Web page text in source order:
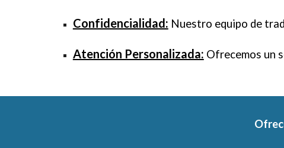
Confidencialidad: Nuestro equipo de
Atención Personalizada: Ofrecemos un